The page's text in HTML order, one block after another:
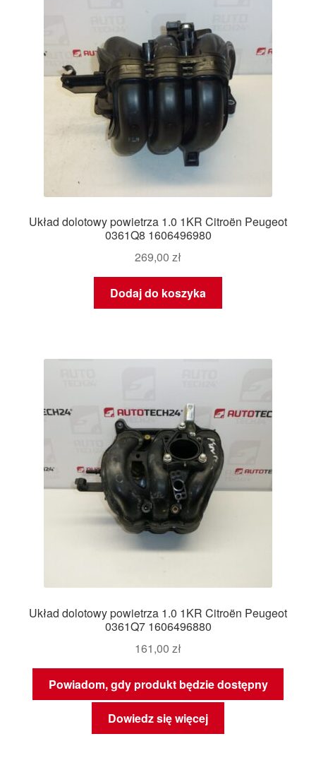
Układ dolotowy powietrza 1.0 1KR Citroën Peugeot
0361Q8 1606496980
269,00 zł
Dodaj do koszyka
Układ dolotowy powietrza 1.0 1KR Citroën Peugeot
0361Q7 1606496880
161,00 zł
Powiadom, gdy produkt będzie dostępny
Dowiedz się więcej